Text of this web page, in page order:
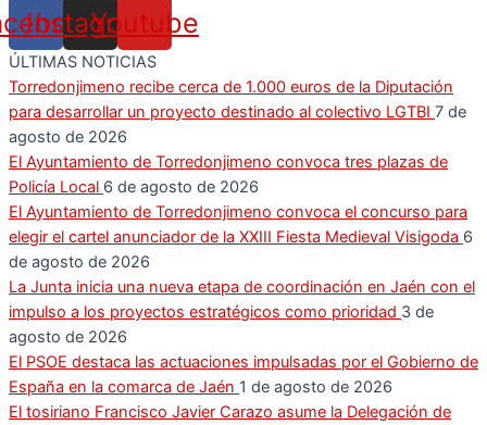
Instagram
Youtube
ÚLTIMAS NOTICIAS
Torredonjimeno recibe cerca de 1.000 euros de la Diputación
para desarrollar un proyecto destinado al colectivo LGTBI 7 de
agosto de 2026
El Ayuntamiento de Torredonjimeno convoca tres plazas de
Policía Local 6 de agosto de 2026
El Ayuntamiento de Torredonjimeno convoca el concurso para
elegir el cartel anunciador de la XXIII Fiesta Medieval Visigoda 6
de agosto de 2026
La Junta inicia una nueva etapa de coordinación en Jaén con el
impulso a los proyectos estratégicos como prioridad 3 de
agosto de 2026
El PSOE destaca las actuaciones impulsadas por el Gobierno de
España en la comarca de Jaén 1 de agosto de 2026
El tosiriano Francisco Javier Carazo asume la Delegación de